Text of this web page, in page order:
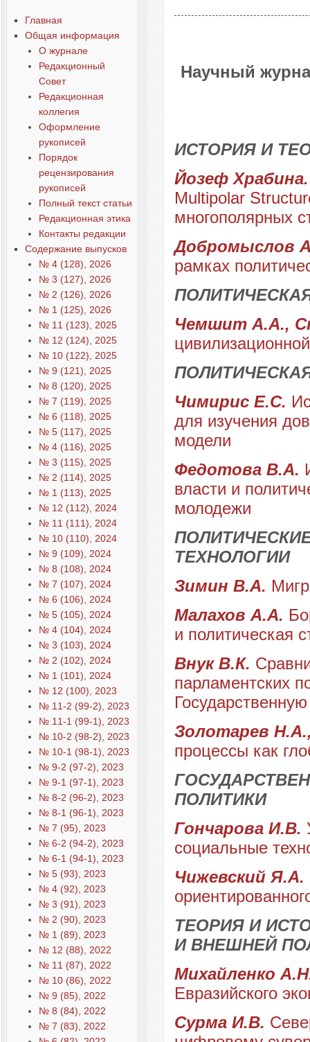
Главная
Общая информация
О журнале
Редакционный
Совет
Редакционная
коллегия
Оформление
рукописей
Порядок
рецензирования
рукописей
Полный текст статьи
Редакционная этика
Контакты редакции
Содержание выпусков
№ 4 (128), 2026
№ 3 (127), 2026
№ 2 (126), 2026
№ 1 (125), 2026
№ 11 (123), 2025
№ 12 (124), 2025
№ 10 (122), 2025
№ 9 (121), 2025
№ 8 (120), 2025
№ 7 (119), 2025
№ 6 (118), 2025
№ 5 (117), 2025
№ 4 (116), 2025
№ 3 (115), 2025
№ 2 (114), 2025
№ 1 (113), 2025
№ 12 (112), 2024
№ 11 (111), 2024
№ 10 (110), 2024
№ 9 (109), 2024
№ 8 (108), 2024
№ 7 (107), 2024
№ 6 (106), 2024
№ 5 (105), 2024
№ 4 (104), 2024
№ 3 (103), 2024
№ 2 (102), 2024
№ 1 (101), 2024
№ 12 (100), 2023
№ 11-2 (99-2), 2023
№ 11-1 (99-1), 2023
№ 10-2 (98-2), 2023
№ 10-1 (98-1), 2023
№ 9-2 (97-2), 2023
№ 9-1 (97-1), 2023
№ 8-2 (96-2), 2023
№ 8-1 (96-1), 2023
№ 7 (95), 2023
№ 6-2 (94-2), 2023
№ 6-1 (94-1), 2023
№ 5 (93), 2023
№ 4 (92), 2023
№ 3 (91), 2023
№ 2 (90), 2023
№ 1 (89), 2023
№ 12 (88), 2022
№ 11 (87), 2022
№ 10 (86), 2022
№ 9 (85), 2022
№ 8 (84), 2022
№ 7 (83), 2022
Научный
ИСТОРИЯ И
Йозеф
Multipolar
многополярных
Добромыслов
рамках
Чемшит А.А.,
Чимирис Е.С.
для изучения
модели
Федотова В.А.
власти и
молодежи
ТЕХНОЛОГИИ
Зимин В.А.
Малахов А.А.
и политическая
Внук В.К.
парламентских
Золотарев
процессы как
ПОЛИТИКИ
Гончарова И.В.
социальные
Чижевский Я.А.
ТЕОРИЯ И
И ВНЕШНЕЙ
Михайленко
Евразийского
Сурма И.В.